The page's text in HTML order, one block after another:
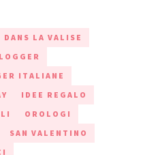
DANS LA VALISE
ITALIANE
IDEE REGALO
OROLOGI
SAN VALENTINO